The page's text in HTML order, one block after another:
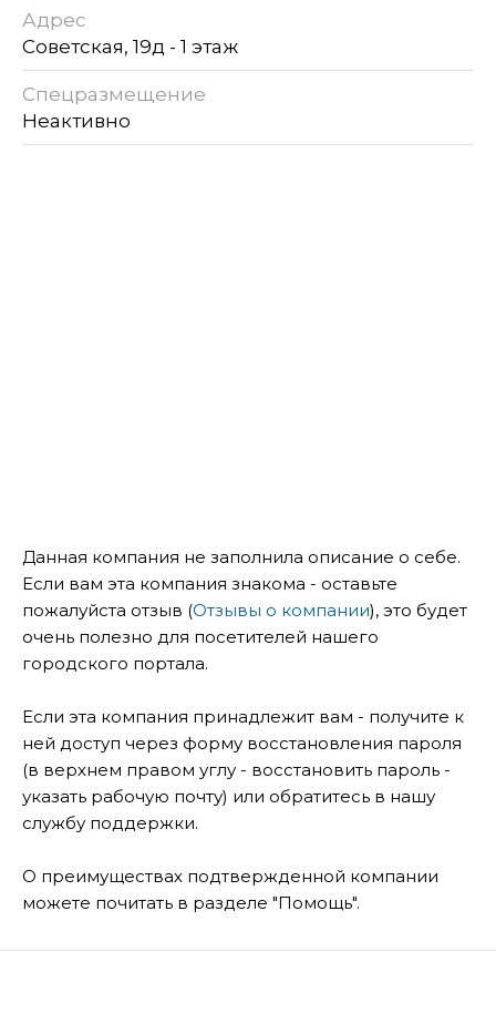
Адрес
Советская, 19д - 1 этаж
Спецразмещение
Неактивно
Данная компания не заполнила описание о себе.
Если вам эта компания знакома - оставьте
пожалуйста отзыв (Отзывы о компании), это будет
очень полезно для посетителей нашего
городского портала.
Если эта компания принадлежит вам - получите к
ней доступ через форму восстановления пароля
(в верхнем правом углу - восстановить пароль -
указать рабочую почту) или обратитесь в нашу
службу поддержки.
О преимуществах подтвержденной компании
можете почитать в разделе "Помощь".